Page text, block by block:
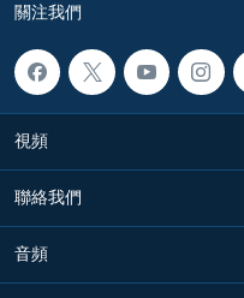
關注我們
視頻
聯絡我們
音頻